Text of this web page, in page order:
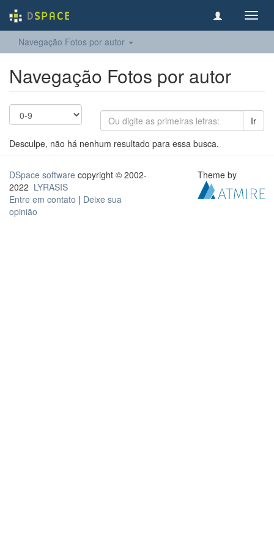
Navegação Fotos por autor
Navegação Fotos por autor
Ir
Desculpe, não há nenhum resultado para essa busca.
DSpace software copyright © 2002-
2022 LYRASIS
Entre em contato | Deixe sua
opinião
Theme by